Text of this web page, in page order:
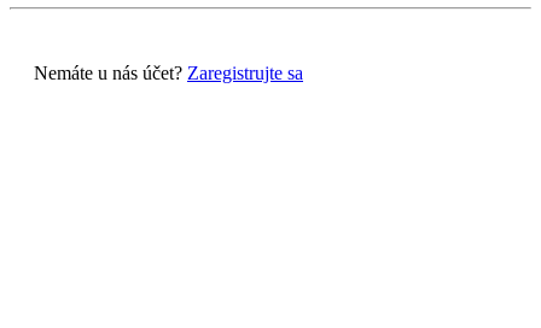
Nemáte u nás účet? Zaregistrujte sa